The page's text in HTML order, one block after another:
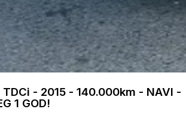
TDCi - 2015 - 140.000km - NAVI -
1 GOD!